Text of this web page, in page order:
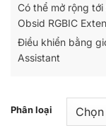
Có thể mở rộng
Obsid RGBIC
Điều khiển bằng
Assistant
Phân loại